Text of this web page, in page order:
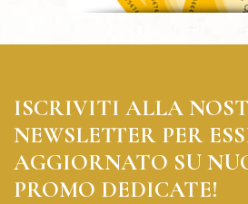
ISCRIVITI ALLA
NEWSLETTER PER
AGGIORNATO SU
PROMO DEDICATE!